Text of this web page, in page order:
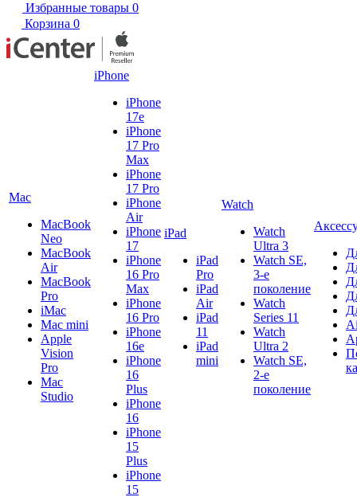
Избранные товары 0
Корзина 0
Mac
MacBook
Neo
MacBook
Air
MacBook
Pro
iMac
Mac mini
Apple
Vision
Pro
Mac
Studio
iPhone
iPhone
17e
iPhone
17 Pro
Max
iPhone
17 Pro
iPhone
Air
iPhone
17
iPhone
16 Pro
Max
iPhone
16 Pro
iPhone
16e
iPhone
16
Plus
iPhone
16
iPhone
15
Plus
iPhone
15
iPad
iPad
Pro
iPad
Air
iPad
11
iPad
mini
Watch
Watch
Ultra 3
Watch SE,
3-е
поколение
Watch
Series 11
Watch
Ultra 2
Watch SE,
2-е
поколение